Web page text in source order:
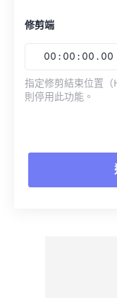
修剪端
00 : 00 : 00 . 00
指定修剪結束位置（
則停用此功能。